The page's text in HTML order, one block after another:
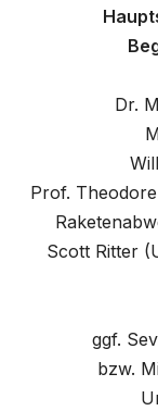
Dr.
Prof.
Scott Ritter
ggf.
bzw.